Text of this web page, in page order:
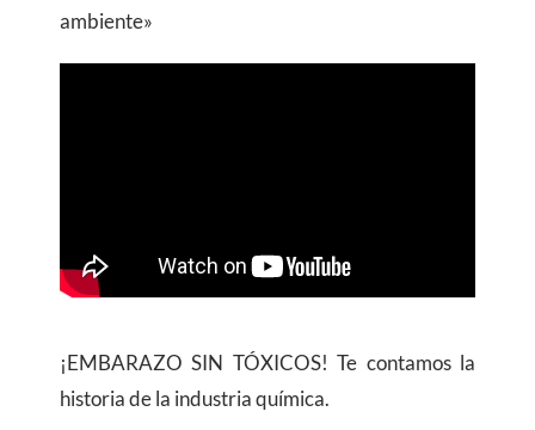
ambiente»
¡EMBARAZO SIN TÓXICOS! Te contamos la
historia de la industria química.